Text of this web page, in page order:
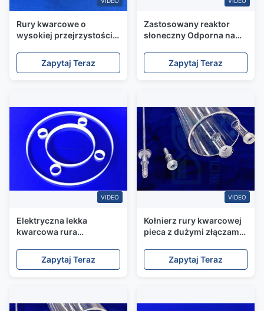
Rury kwarcowe o
wysokiej przejrzystości,
płaszczyźnie, rury
kwarcowe szklane,
Zapytaj Teraz
Zastosowany reaktor
słoneczny Odporna na
szkła kwarcowego z
kołnierzem Kwarcowy
Zapytaj Teraz
VIDEO
Elektryczna lekka
kwarcowa rura
termiczna stabilizacja
elementu grzejnego
Zapytaj Teraz
VIDEO
Kołnierz rury kwarcowej
pieca z dużymi złączami
czystość
Zapytaj Teraz